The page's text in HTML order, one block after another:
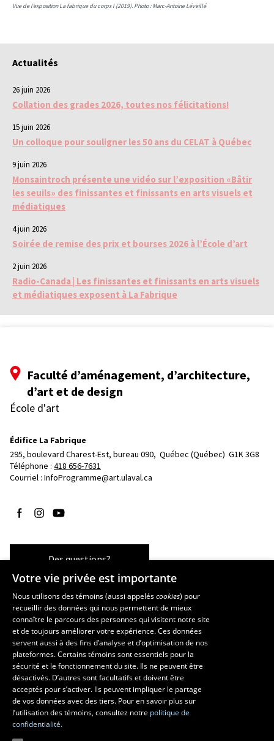
Vue de l’exposition La fabrique du corps I (2019). Photo : Marc-Antoine Léveillé
Actualités
26 juin 2026
Collation des grades 2026, toutes nos félicitations!
15 juin 2026
Un colloque pour souligner les 50 ans du CELAT à Québec
9 juin 2026
Monsaintroch présente une vidéo sur l’exposition «Bâtir
les seuils» des finissantes et finissants en arts visuels et
médiatiques
4 juin 2026
Soirée de remise des prix et bourses 2026 à l’École d’art
2 juin 2026
Radio-Canada | Les finissantes et finissants en arts visuels
et médiatiques exposent à La Fabrique
Faculté d’aménagement, d’architecture,
d’art et de design
École d'art
Édifice La Fabrique
295, boulevard Charest-Est, bureau 090, Québec (Québec)  G1K 3G8
Téléphone : 418 656-7631
Courriel : InfoProgramme@art.ulaval.ca
Suivez-nous sur Facebook
Suivez-nous sur Instagram
Suivez-nous sur YouTube
Des questions?
Les écoles et la recherche
École supérieure d’aménagement du territoire et de développement
régional
École d’architecture
École de design
Centre de recherche en aménagement et développement
Votre vie privée est importante
Nous utilisons des témoins (aussi appeléscookies) pour
recueillir des données qui nous permettent de mieux
connaître le parcours des personnes qui visitent notre site
et de toujours améliorer votre expérience. Ces données
servent aussi à des fins d’analyse et d’optimisation de nos
plateformes. Certains témoins sont essentiels pour la
sécurité et le fonctionnement du site. Ils ne peuvent être
désactivés. D’autres sont facultatifs et doivent être
acceptés pour s’activer. Ils peuvent impliquer le partage
de vos données avec des tiers. Pour en savoir plus sur
l’utilisation des témoins, consultez notre politique de
confidentialité.